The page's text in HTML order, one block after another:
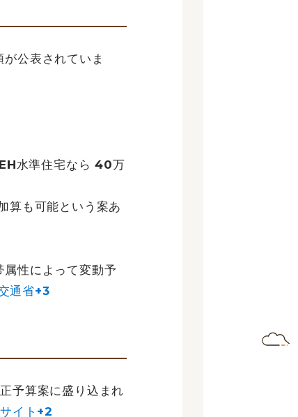
公表されていま
水準住宅なら 40万
算も可能という案あ
性によって変動予
通省+3
予算案に盛り込まれ
イト+2